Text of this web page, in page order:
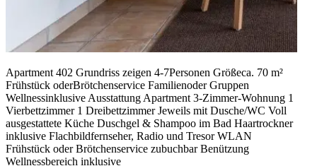
Apartment 402 Grundriss zeigen 4-7Personen Größeca. 70 m²
Frühstück oderBrötchen­service Familienoder Gruppen
Wellnessinklusive Ausstattung Apartment 3-Zimmer-Wohnung 1
Vierbettzimmer 1 Dreibettzimmer Jeweils mit Dusche/WC Voll
ausgestattete Küche Duschgel & Shampoo im Bad Haartrockner
inklusive Flachbildfernseher, Radio und Tresor WLAN
Frühstück oder Brötchenservice zubuchbar Benützung
Wellnessbereich inklusive